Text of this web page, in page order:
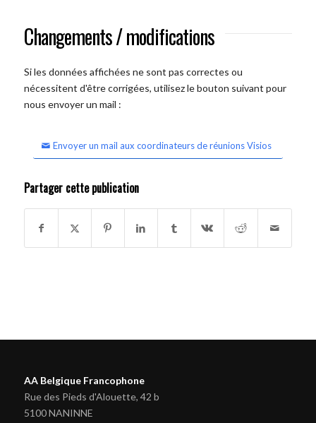
Changements / modifications
Si les données affichées ne sont pas correctes ou
nécessitent d'être corrigées, utilisez le bouton suivant pour
nous envoyer un mail :
Envoyer un mail aux coordinateurs de réunions Visios
Partager cette publication
AA Belgique Francophone
Rue des Pieds d'Alouette, 42 b
5100 NANINNE